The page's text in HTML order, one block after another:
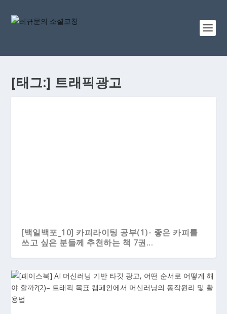
[태그:] 트래픽광고
[백일백포_10] 카피라이팅 공부(1)- 좋은 카피를
쓰고 싶은 분들께 추천하는 책 7권...